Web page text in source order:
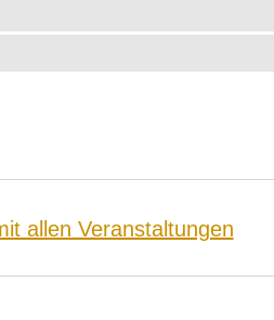
allen Veranstaltungen